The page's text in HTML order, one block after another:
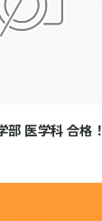
医学科 合格！